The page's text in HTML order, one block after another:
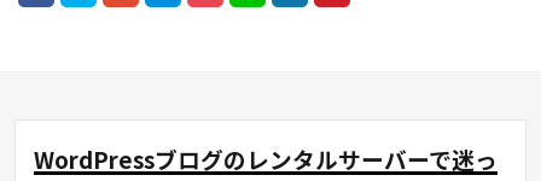
WordPressブログのレンタルサーバーで迷っ